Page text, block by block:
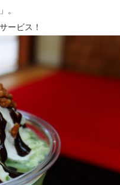
。
ービス！